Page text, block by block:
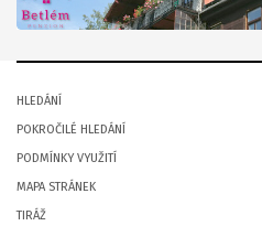
HLEDÁNÍ
POKROČILÉ HLEDÁNÍ
PODMÍNKY VYUŽITÍ
MAPA STRÁNEK
TIRÁŽ